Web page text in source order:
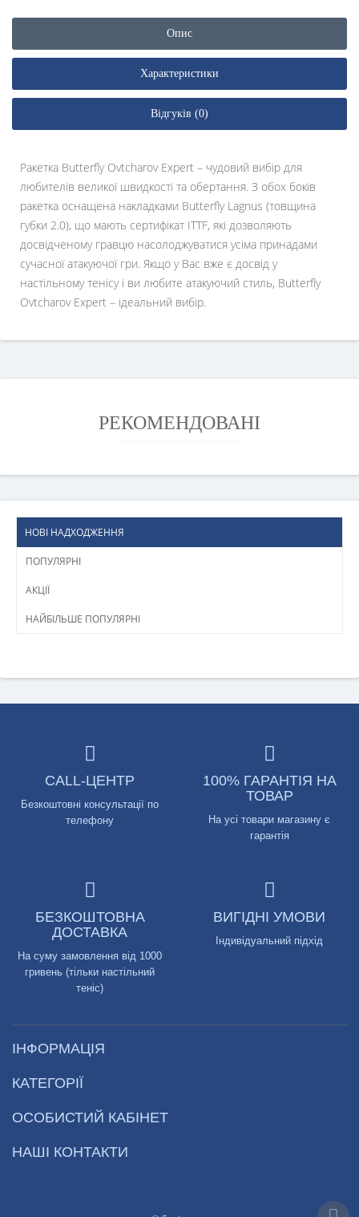
Опис
Характеристики
Відгуків (0)
Ракетка Butterfly Ovtcharov Expert – чудовий вибір для
любителів великої швидкості та обертання. З обох боків
ракетка оснащена накладками Butterfly Lagnus (товщина
губки 2.0), що мають сертифікат ITTF, які дозволяють
досвідченому гравцю насолоджуватися усіма принадами
сучасної атакуючої гри. Якщо у Вас вже є досвід у
настільному тенісу і ви любите атакуючий стиль, Butterfly
Ovtcharov Expert – ідеальний вибір.
РЕКОМЕНДОВАНІ
НОВІ НАДХОДЖЕННЯ
ПОПУЛЯРНІ
АКЦІЇ
НАЙБІЛЬШЕ ПОПУЛЯРНІ
CALL-ЦЕНТР
Безкоштовні консультації по
телефону
100% ГАРАНТІЯ НА
ТОВАР
На усі товари магазину є
гарантія
БЕЗКОШТОВНА
ДОСТАВКА
На суму замовлення від 1000
гривень (тільки настільний
теніс)
ВИГІДНІ УМОВИ
Індивідуальний підхід
ІНФОРМАЦІЯ
КАТЕГОРІЇ
ОСОБИСТИЙ КАБІНЕТ
НАШІ КОНТАКТИ